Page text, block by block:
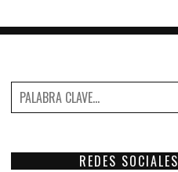
REDES SOCIALES